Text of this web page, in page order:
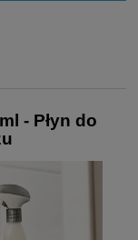
- Płyn do